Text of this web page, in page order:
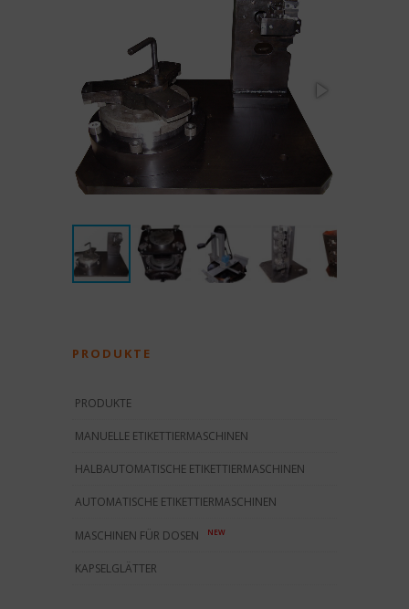
PRODUKTE
PRODUKTE
MANUELLE ETIKETTIERMASCHINEN
HALBAUTOMATISCHE ETIKETTIERMASCHINEN
AUTOMATISCHE ETIKETTIERMASCHINEN
MASCHINEN FÜR DOSEN NEW
KAPSELGLÄTTER